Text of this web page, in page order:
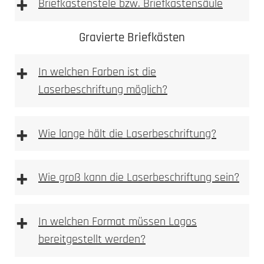
essighaltigen Reinigungsmittel verwenden
unserem Pflegeratgeber.
+ Briefkastenstele bzw. Briefkastensäule
Gravierte Briefkästen
+
In welchen Farben ist die
Laserbeschriftung möglich?
+ Wie lange hält die Laserbeschriftung?
+ Wie groß kann die Laserbeschriftung sein?
+
In welchen Format müssen Logos
bereitgestellt werden?